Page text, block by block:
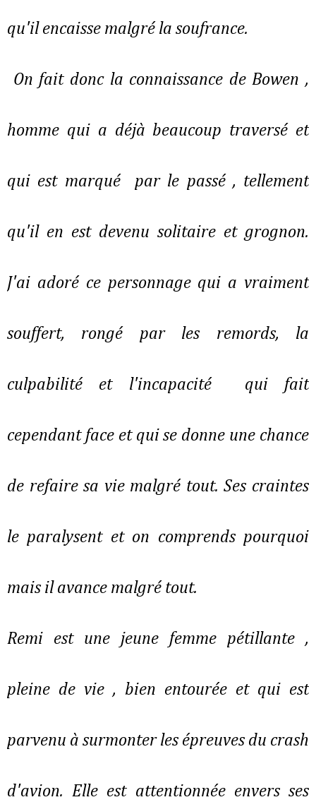
qu'il encaisse malgré la soufrance.
On fait donc la connaissance de Bowen ,
homme qui a déjà beaucoup traversé et
qui est marqué par le passé , tellement
qu'il en est devenu solitaire et grognon.
J'ai adoré ce personnage qui a vraiment
souffert, rongé par les remords, la
culpabilité et l'incapacité qui fait
cependant face et qui se donne une chance
de refaire sa vie malgré tout. Ses craintes
le paralysent et on comprends pourquoi
mais il avance malgré tout.
Remi est une jeune femme pétillante ,
pleine de vie , bien entourée et qui est
parvenu à surmonter les épreuves du crash
d'avion. Elle est attentionnée envers ses